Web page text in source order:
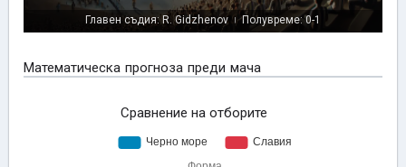
Главен съдия: R. Gidzhenov | Полувреме: 0-1
Математическа прогноза преди мача
Сравнение на отборите